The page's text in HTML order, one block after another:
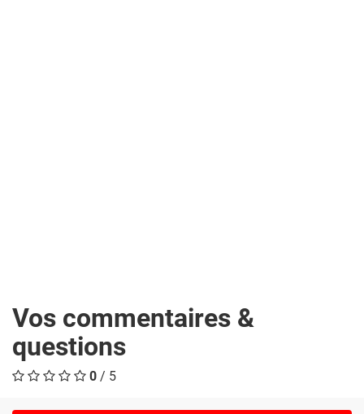
Vos commentaires &
questions
0 / 5